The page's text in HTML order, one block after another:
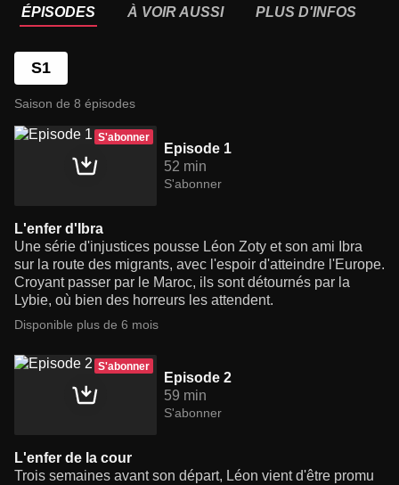
ÉPISODES À VOIR AUSSI PLUS D'INFOS
S1
Saison de 8 épisodes
S'abonner
Episode 1
52 min
S'abonner
L'enfer d'Ibra
Une série d'injustices pousse Léon Zoty et son ami Ibra
sur la route des migrants, avec l'espoir d'atteindre l'Europe.
Croyant passer par le Maroc, ils sont détournés par la
Lybie, où bien des horreurs les attendent.
Disponible plus de 6 mois
S'abonner
Episode 2
59 min
S'abonner
L'enfer de la cour
Trois semaines avant son départ, Léon vient d'être promu